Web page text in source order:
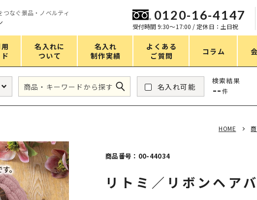
なぐ景品・ノベルティ
0120-16-4147
受付時間 9:30〜17:00 / 定休日：土日祝
名入れに
ついて
名入れ
制作実績
よくある
ご質問
コラム
バスグッズ
スマホ・PCグッズ
コスメグッズ
価格
151～200円
251～300円 目
名入れ可能
検索結果
-- 件
HOME
商品番号：00-44034
リトミ／リボンヘア